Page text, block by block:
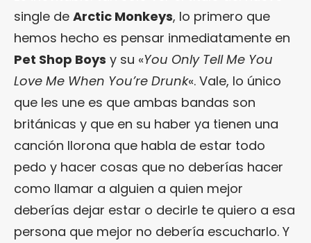
single de Arctic Monkeys, lo primero que
hemos hecho es pensar inmediatamente en
Pet Shop Boys y su «You Only Tell Me You
Love Me When You’re Drunk«. Vale, lo único
que les une es que ambas bandas son
británicas y que en su haber ya tienen una
canción llorona que habla de estar todo
pedo y hacer cosas que no deberías hacer
como llamar a alguien a quien mejor
deberías dejar estar o decirle te quiero a esa
persona que mejor no debería escucharlo. Y